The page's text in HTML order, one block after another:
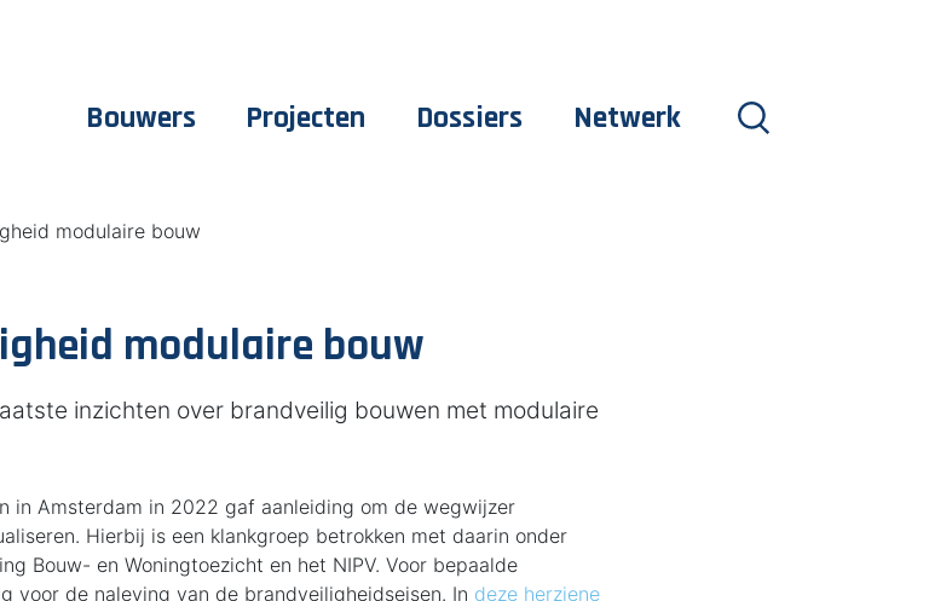
Bouwers Projecten Dossiers Netwerk
modulaire bouw
modulaire bouw
inzichten over brandveilig bouwen met modulaire
in Amsterdam in 2022 gaf aanleiding om de wegwijzer
Hierbij is een klankgroep betrokken met daarin onder
Bouw- en Woningtoezicht en het NIPV. Voor bepaalde
voor de naleving van de brandveiligheidseisen. In deze herziene